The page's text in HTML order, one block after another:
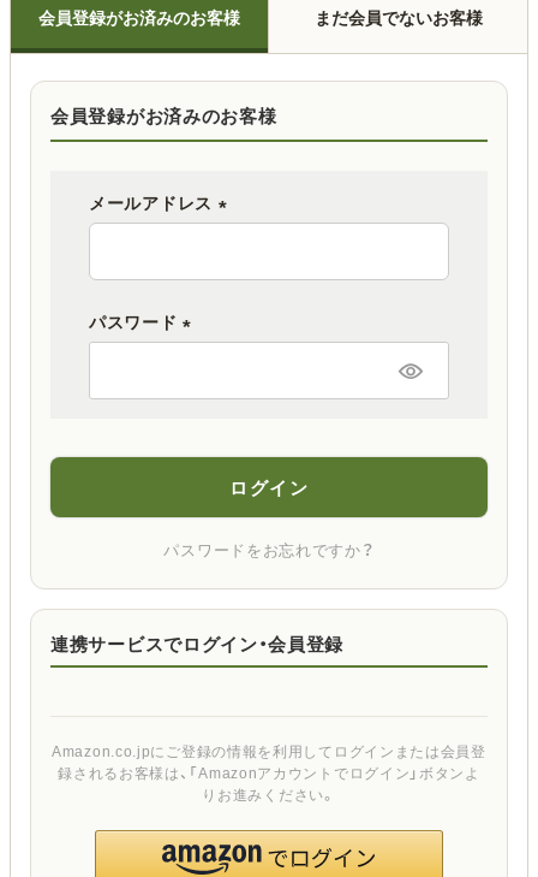
会員登録がお済みのお客様 まだ会員でないお客様
会員登録がお済みのお客様
メールアドレス
パスワード
ログイン
パスワードをお忘れですか？
連携サービスでログイン・会員登録
Amazon.co.jpにご登録の情報を利用してログインまたは会員登
録されるお客様は、「Amazonアカウントでログイン」ボタンよ
りお進みください。